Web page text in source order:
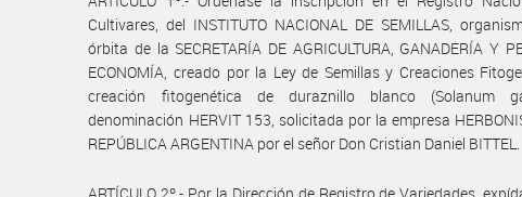
Cultivares, del INSTITUTO NACIONAL DE SEMILLAS,
órbita de la SECRETARÍA DE AGRICULTURA, GANADERÍA Y
ECONOMÍA, creado por la Ley de Semillas y Creaciones
creación fitogenética de duraznillo blanco (Solanum
denominación HERVIT 153, solicitada por la empresa
REPÚBLICA ARGENTINA por el señor Don Cristian Daniel BITTEL.